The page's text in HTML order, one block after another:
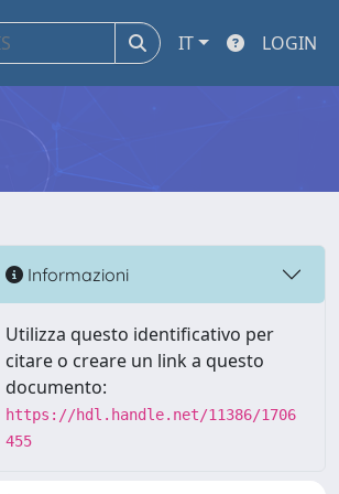
IT LOGIN
Informazioni
Utilizza questo identificativo per
citare o creare un link a questo
documento:
https://hdl.handle.net/11386/1706
455